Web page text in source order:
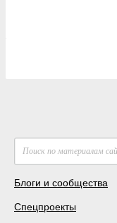
Блоги и сообщества
Спецпроекты